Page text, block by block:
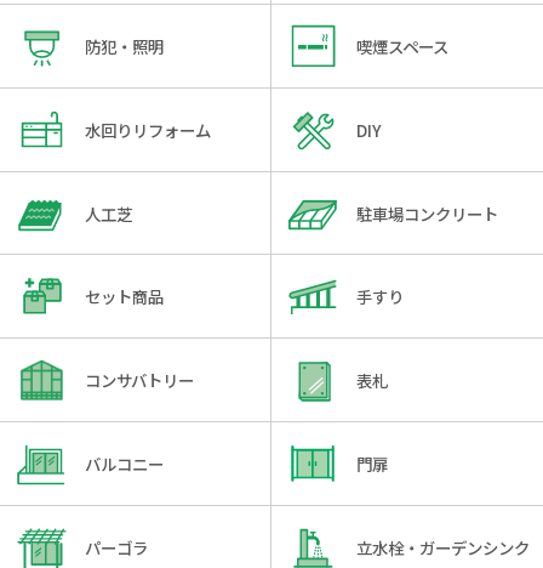
防犯・照明 喫煙スペース
水回りリフォーム DIY
人工芝 駐車場コンクリート
セット商品 手すり
コンサバトリー 表札
バルコニー 門扉
パーゴラ 立水栓・ガーデンシンク